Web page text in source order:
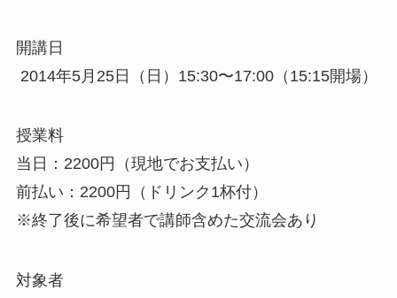
開講日
2014年5月25日（日）15:30〜17:00（15:15開場）
授業料
当日：2200円（現地でお支払い）
前払い：2200円（ドリンク1杯付）
※終了後に希望者で講師含めた交流会あり
対象者